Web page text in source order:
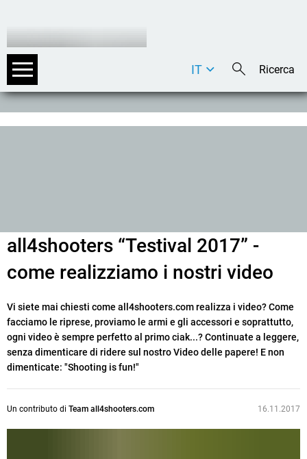
DE
IT
all4shooters “Testival 2017” -
come realizziamo i nostri video
Vi siete mai chiesti come all4shooters.com realizza i video? Come
facciamo le riprese, proviamo le armi e gli accessori e soprattutto,
ogni video è sempre perfetto al primo ciak...? Continuate a leggere,
senza dimenticare di ridere sul nostro Video delle papere! E non
dimenticate: "Shooting is fun!"
Un contributo di Team all4shooters.com 16.11.2017